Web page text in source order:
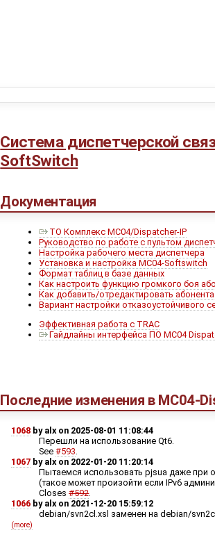
Система диспетчерской
SoftSwitch
Документация
ТО Комплекс МС04/Dispatcher-IP
Руководство по работе с пультом
Настройка рабочего места диспетчера
Установка и настройка MC04-Softswitch
Формат таблиц в базе данных
Как настроить функцию громкого боя
Как добавить/отредактировать абонента
Вариант настройки отказоустойчивого
Эффективная работа с TRAC
Гайдлайны интерфейса ПО MC04
Последние изменения в MC04-
1068 by alx on 2025-08-01 11:08:44
Перешли на использование Qt6.
See#593.
1067 by alx on 2022-01-20 11:20:14
Пытаемся использовать pjsua даже при
(такое может произойти если IPv6
Closes#592.
1066 by alx on 2021-12-20 15:59:12
debian/svn2cl.xsl заменен на debian/
(more)